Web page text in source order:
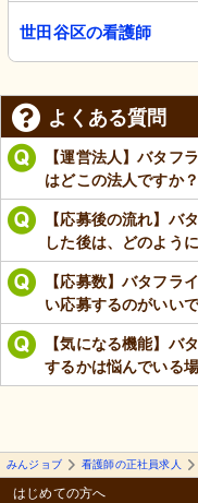
世田谷区の看護師
よくある質問
【運営法人】バタフ
はどこの法人ですか？
【応募後の流れ】バ
した後は、どのよう
【応募数】バタフラ
い応募するのがいい
【気になる機能】バ
するかは悩んでいる
みんジョブ 看護師の正社員求人
はじめての方へ